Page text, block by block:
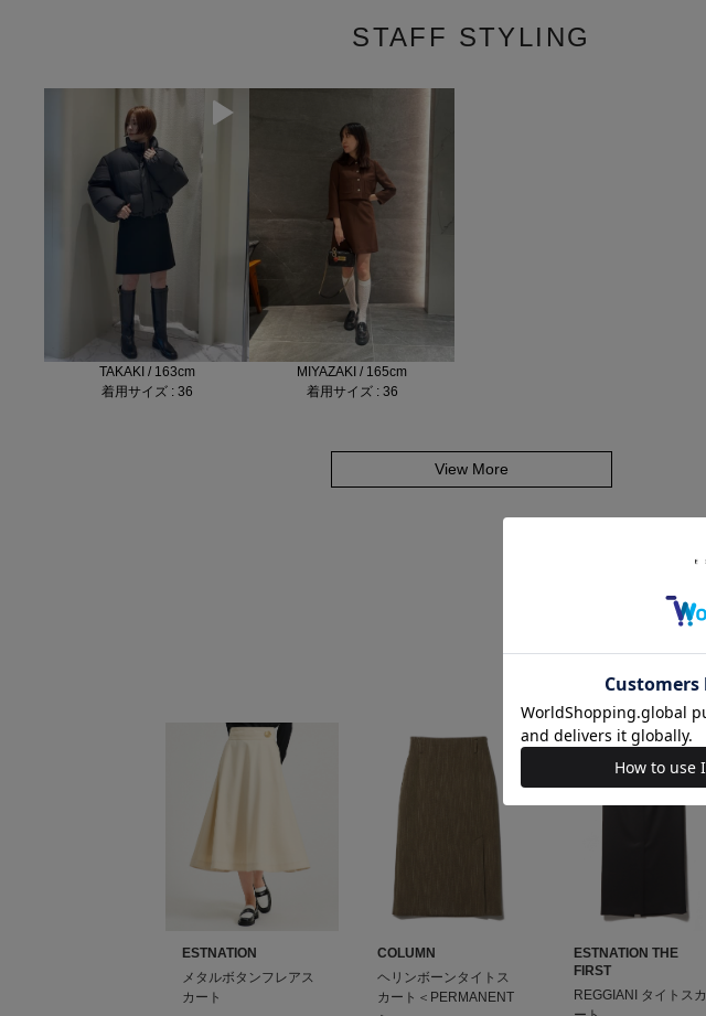
STAFF STYLING
TAKAKI / 163cm
着用サイズ : 36
MIYAZAKI / 165cm
着用サイズ : 36
View More
ESTNATION
メタルボタンフレアス
カート
COLUMN
ヘリンボーンタイトス
カート＜PERMANENT
ESTNATION THE
FIRST
REGGIANI タイトスカ